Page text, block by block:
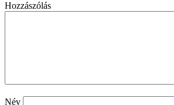
Hozzászólás
Név